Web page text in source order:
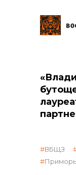
общая
ВБЩЗ